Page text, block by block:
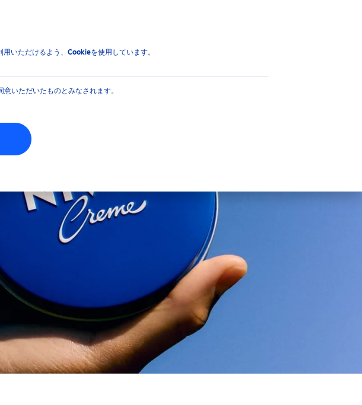
いただけるよう、Cookieを使用しています。
いただいたものとみなされます。